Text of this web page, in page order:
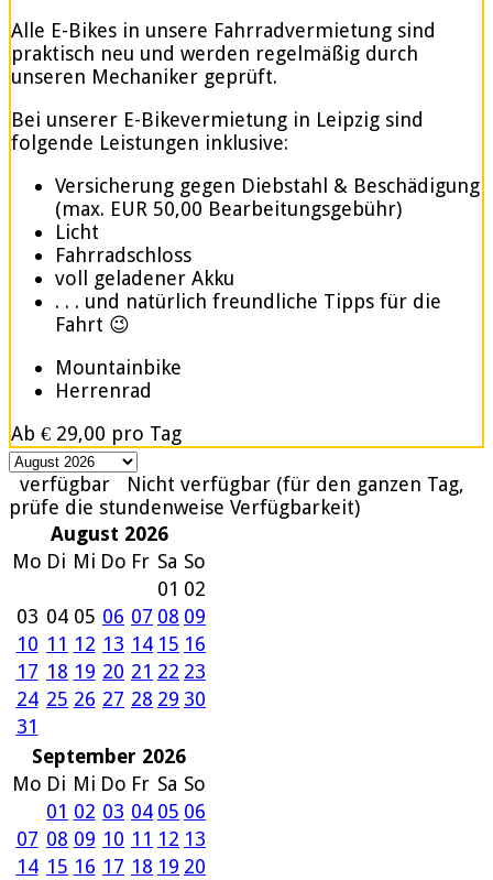
Alle E-Bikes in unsere Fahrradvermietung sind
praktisch neu und werden regelmäßig durch
unseren Mechaniker geprüft.
Bei unserer E-Bikevermietung in Leipzig sind
folgende Leistungen inklusive:
Versicherung gegen Diebstahl & Beschädigung
(max. EUR 50,00 Bearbeitungsgebühr)
Licht
Fahrradschloss
voll geladener Akku
. . . und natürlich freundliche Tipps für die
Fahrt 😉
Mountainbike
Herrenrad
Ab € 29,00 pro Tag
verfügbar
Nicht verfügbar (für den ganzen Tag,
prüfe die stundenweise Verfügbarkeit)
August 2026
Mo Di Mi Do Fr Sa So
01 02
03 04 05 06 07 08 09
10 11 12 13 14 15 16
17 18 19 20 21 22 23
24 25 26 27 28 29 30
31
September 2026
Mo Di Mi Do Fr Sa So
01 02 03 04 05 06
07 08 09 10 11 12 13
14 15 16 17 18 19 20